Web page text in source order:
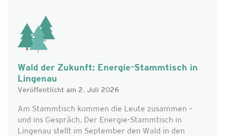
Wald der Zukunft: Energie-Stammtisch in
Lingenau
Veröffentlicht am 2. Juli 2026
Am Stammtisch kommen die Leute zusammen –
und ins Gespräch. Der Energie-Stammtisch in
Lingenau stellt im September den Wald in den